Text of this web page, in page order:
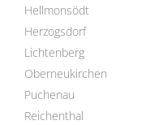
Hellmonsödt
Herzogsdorf
Lichtenberg
Oberneukirchen
Puchenau
Reichenthal